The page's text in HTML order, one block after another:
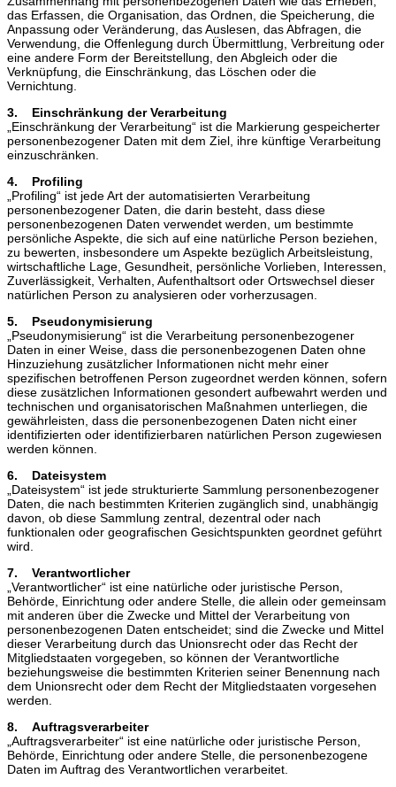
das Erfassen, die Organisation, das Ordnen, die Speicherung, die
Anpassung oder Veränderung, das Auslesen, das Abfragen, die
Verwendung, die Offenlegung durch Übermittlung, Verbreitung oder
eine andere Form der Bereitstellung, den Abgleich oder die
Verknüpfung, die Einschränkung, das Löschen oder die
Vernichtung.
3. Einschränkung der Verarbeitung
„Einschränkung der Verarbeitung“ ist die Markierung gespeicherter
personenbezogener Daten mit dem Ziel, ihre künftige Verarbeitung
einzuschränken.
4. Profiling
„Profiling“ ist jede Art der automatisierten Verarbeitung
personenbezogener Daten, die darin besteht, dass diese
personenbezogenen Daten verwendet werden, um bestimmte
persönliche Aspekte, die sich auf eine natürliche Person beziehen,
zu bewerten, insbesondere um Aspekte bezüglich Arbeitsleistung,
wirtschaftliche Lage, Gesundheit, persönliche Vorlieben, Interessen,
Zuverlässigkeit, Verhalten, Aufenthaltsort oder Ortswechsel dieser
natürlichen Person zu analysieren oder vorherzusagen.
5. Pseudonymisierung
„Pseudonymisierung“ ist die Verarbeitung personenbezogener
Daten in einer Weise, dass die personenbezogenen Daten ohne
Hinzuziehung zusätzlicher Informationen nicht mehr einer
spezifischen betroffenen Person zugeordnet werden können, sofern
diese zusätzlichen Informationen gesondert aufbewahrt werden und
technischen und organisatorischen Maßnahmen unterliegen, die
gewährleisten, dass die personenbezogenen Daten nicht einer
identifizierten oder identifizierbaren natürlichen Person zugewiesen
werden können.
6. Dateisystem
„Dateisystem“ ist jede strukturierte Sammlung personenbezogener
Daten, die nach bestimmten Kriterien zugänglich sind, unabhängig
davon, ob diese Sammlung zentral, dezentral oder nach
funktionalen oder geografischen Gesichtspunkten geordnet geführt
wird.
7. Verantwortlicher
„Verantwortlicher“ ist eine natürliche oder juristische Person,
Behörde, Einrichtung oder andere Stelle, die allein oder gemeinsam
mit anderen über die Zwecke und Mittel der Verarbeitung von
personenbezogenen Daten entscheidet; sind die Zwecke und Mittel
dieser Verarbeitung durch das Unionsrecht oder das Recht der
Mitgliedstaaten vorgegeben, so können der Verantwortliche
beziehungsweise die bestimmten Kriterien seiner Benennung nach
dem Unionsrecht oder dem Recht der Mitgliedstaaten vorgesehen
werden.
8. Auftragsverarbeiter
„Auftragsverarbeiter“ ist eine natürliche oder juristische Person,
Behörde, Einrichtung oder andere Stelle, die personenbezogene
Daten im Auftrag des Verantwortlichen verarbeitet.